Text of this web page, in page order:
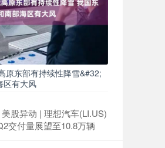
原东部有持续性降雪&#32;
区有大风
股异动 | 理想汽车(LI.US)
交付量展望至10.8万辆